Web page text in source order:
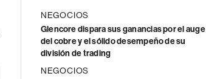
NEGOCIOS
Glencore dispara sus ganancias por el auge
del cobre y el sólido desempeño de su
división de trading
NEGOCIOS